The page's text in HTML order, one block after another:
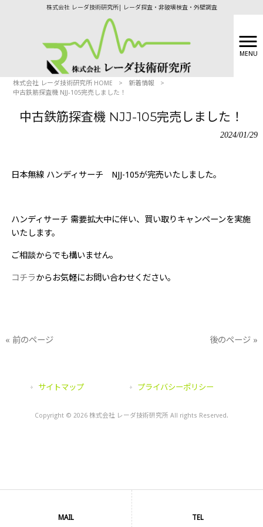
株式会社 レーダ技術研究所| レーダ探査・非破壊検査・外壁調査
MENU
株式会社 レーダ技術研究所 HOME > 新着情報
>
中古鉄筋探査機 NJJ-105完売しました！
中古鉄筋探査機 NJJ-105完売しました！
2024/01/29
日本無線 ハンディサーチ NJJ-105が完売いたしました。
ハンディサーチ 需要拡大中に伴い、買い取りキャンペーンを実施
いたします。
ご相談からでも構いません。
コチラからお気軽にお問い合わせください。
« 前のページ 後のページ »
サイトマップ プライバシーポリシー
Copyright © 2026 株式会社 レーダ技術研究所 All rights Reserved.
MAIL TEL